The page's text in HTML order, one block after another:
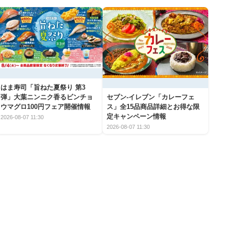
はま寿司「旨ねた夏祭り 第3
弾」大葉ニンニク香るビンチョ
ウマグロ100円フェア開催情報
2026-08-07 11:30
セブン‐イレブン「カレーフェ
ス」全15品商品詳細とお得な限
定キャンペーン情報
2026-08-07 11:30